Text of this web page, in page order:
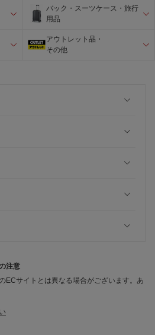
バック・スーツケース・旅行
用品
アウトレット品・
その他
注意
ECサイトとは異なる場合がございます。あ